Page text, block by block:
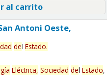
al carrito
Antoni Oeste,
del Estado.
Eléctrica, Sociedad del Estado,